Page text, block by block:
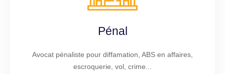
Pénal
Avocat pénaliste pour diffamation, ABS en affaires,
escroquerie, vol, crime...